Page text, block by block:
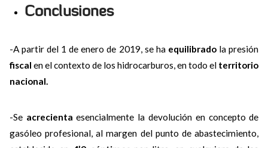
Conclusiones
-A partir del 1 de enero de 2019, se ha equilibrado la presión
fiscal en el contexto de los hidrocarburos, en todo el territorio
nacional.
-Se acrecienta esencialmente la devolución en concepto de
gasóleo profesional, al margen del punto de abastecimiento,